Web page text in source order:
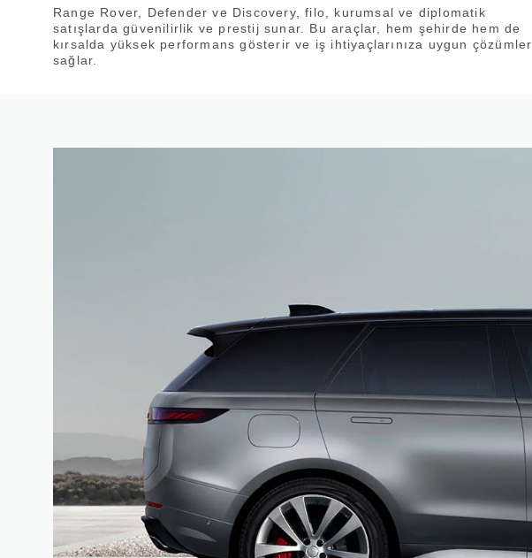
Range Rover, Defender ve Discovery, filo, kurumsal ve diplomatik
satışlarda güvenilirlik ve prestij sunar. Bu araçlar, hem şehirde hem de
kırsalda yüksek performans gösterir ve iş ihtiyaçlarınıza uygun çözümler
sağlar.